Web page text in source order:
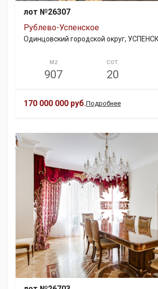
лот №26307
Рублево-Успенское
Одинцовский городской округ,
М2
907
СОТ.
20
170 000 000 руб.Подробнее